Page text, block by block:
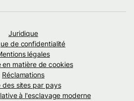
Juridique
de confidentialité
légales
en matière de cookies
Réclamations
des sites par pays
à l'esclavage moderne